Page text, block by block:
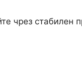
чрез стабилен